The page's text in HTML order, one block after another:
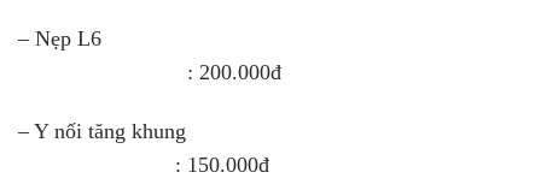
– Nẹp L6
: 200.000đ
– Y nối tăng khung
: 150.000đ